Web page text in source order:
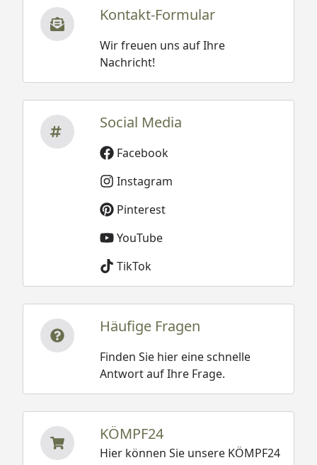
Kontakt-Formular
Wir freuen uns auf Ihre
Nachricht!
Social Media
Facebook
Instagram
Pinterest
YouTube
TikTok
Häufige Fragen
Finden Sie hier eine schnelle
Antwort auf Ihre Frage.
KÖMPF24
Hier können Sie unsere KÖMPF24